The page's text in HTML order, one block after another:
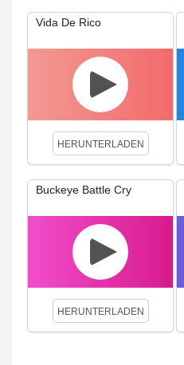
Vida De Rico
HERUNTERLADEN
Buckeye Battle Cry
HERUNTERLADEN